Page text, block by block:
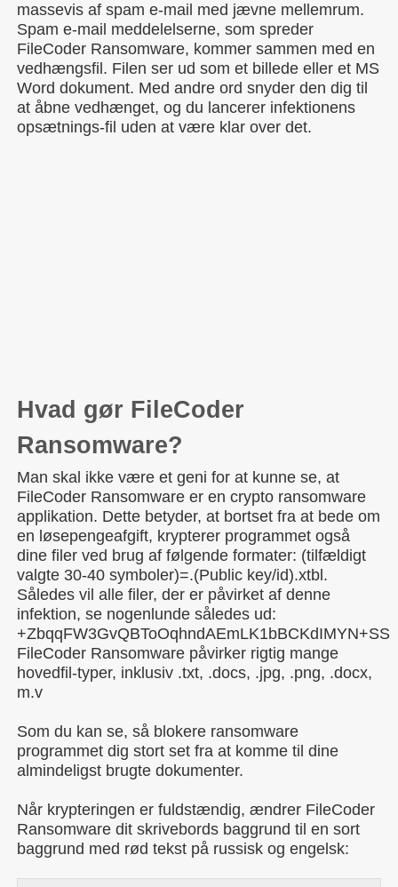
massevis af spam e-mail med jævne mellemrum.
Spam e-mail meddelelserne, som spreder
FileCoder Ransomware, kommer sammen med en
vedhængsfil. Filen ser ud som et billede eller et MS
Word dokument. Med andre ord snyder den dig til
at åbne vedhænget, og du lancerer infektionens
opsætnings-fil uden at være klar over det.
Hvad gør FileCoder
Ransomware?
Man skal ikke være et geni for at kunne se, at
FileCoder Ransomware er en crypto ransomware
applikation. Dette betyder, at bortset fra at bede om
en løsepengeafgift, krypterer programmet også
dine filer ved brug af følgende formater: (tilfældigt
valgte 30-40 symboler)=.(Public key/id).xtbl.
Således vil alle filer, der er påvirket af denne
infektion, se nogenlunde således ud:
FileCoder Ransomware påvirker rigtig mange
hovedfil-typer, inklusiv .txt, .docs, .jpg, .png, .docx,
m.v
Som du kan se, så blokere ransomware
programmet dig stort set fra at komme til dine
almindeligst brugte dokumenter.
Når krypteringen er fuldstændig, ændrer FileCoder
Ransomware dit skrivebords baggrund til en sort
baggrund med rød tekst på russisk og engelsk: